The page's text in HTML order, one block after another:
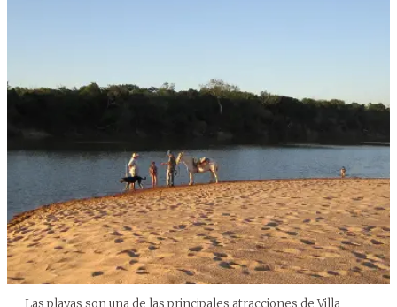
Las playas son una de las principales atracciones de Villa